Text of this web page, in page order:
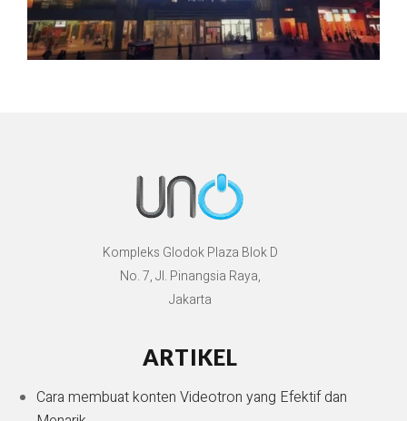
Kompleks Glodok Plaza Blok D
No. 7, Jl. Pinangsia Raya,
Jakarta
ARTIKEL
Cara membuat konten Videotron yang Efektif dan